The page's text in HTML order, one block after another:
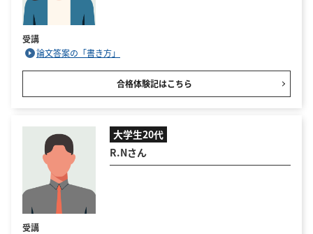
受講
論文答案の「書き方」
合格体験記はこちら
大学生20代
R.Nさん
受講